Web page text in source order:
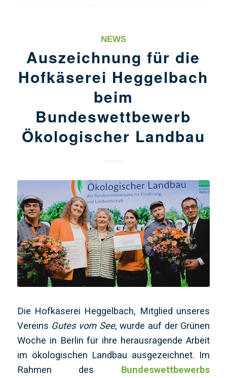
NEWS
Auszeichnung für die
Hofkäserei Heggelbach
beim
Bundeswettbewerb
Ökologischer Landbau
Die Hofkäserei Heggelbach, Mitglied unseres
Vereins Gutes vom See, wurde auf der Grünen
Woche in Berlin für ihre herausragende Arbeit
im ökologischen Landbau ausgezeichnet. Im
Rahmen des Bundeswettbewerbs